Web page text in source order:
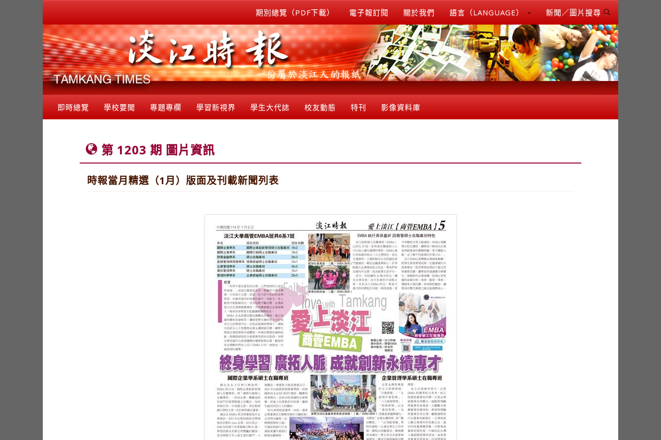
期別總覽（PDF下載） 電子報訂閱 關於我們 語言（LANGUAGE） 新聞／圖片搜尋
即時總覽 學校要聞 專題專欄 學習新視界 學生大代誌 校友動態 特刊 影像資料庫
第 1203 期 圖片資訊
時報當月精選（1月）版面及刊載新聞列表